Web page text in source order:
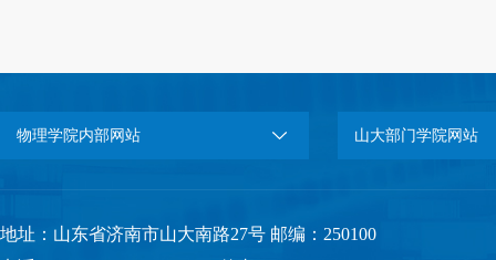
物理学院内部网站 山大部门学院网站
地址：山东省济南市山大南路27号 邮编：250100